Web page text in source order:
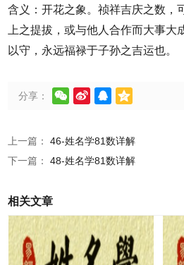
含义：开花之象。祯祥吉庆之数，
上之提拔，或与他人合作而大事
以守，永远福禄于子孙之吉运也。
分享：    
上一篇：46-姓名学81数详解
下一篇：48-姓名学81数详解
相关文章